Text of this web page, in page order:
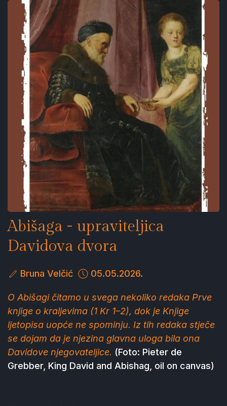
Abišaga - upraviteljica
Davidova dvora
Bruna Velčić 05.05.2026.
O Abišagi čitamo u svega nekoliko redaka Prve
knjige o kraljevima (1 Kr 1–2), dok je Knjige
ljetopisa uopće ne spominju. Iz tih redaka stječe
se dojam da je njezina glavna uloga bila ona
Davidove njegovateljice. (Foto: Pieter de
Grebber, King David and Abishag, oil on canvas)